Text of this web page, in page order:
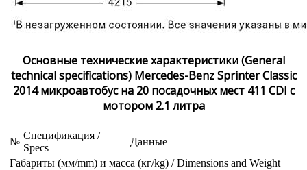
Основные технические характеристики (General
technical specifications) Mercedes-Benz Sprinter Classic
2014 микроавтобус на 20 посадочных мест 411 CDI с
мотором 2.1 литра
№
Спецификация /
Specs
Данные
Габариты (мм/mm) и масса (кг/kg) / Dimensions and Weight